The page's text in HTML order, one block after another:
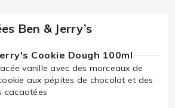
Ben & Jerry’s
Cookie Dough 100ml
vanille avec des morceaux de
aux pépites de chocolat et des
cacaotées